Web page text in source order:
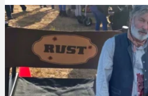
ñ
o
s
a
g